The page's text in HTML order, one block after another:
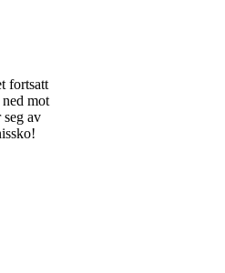
fortsatt
mot
av